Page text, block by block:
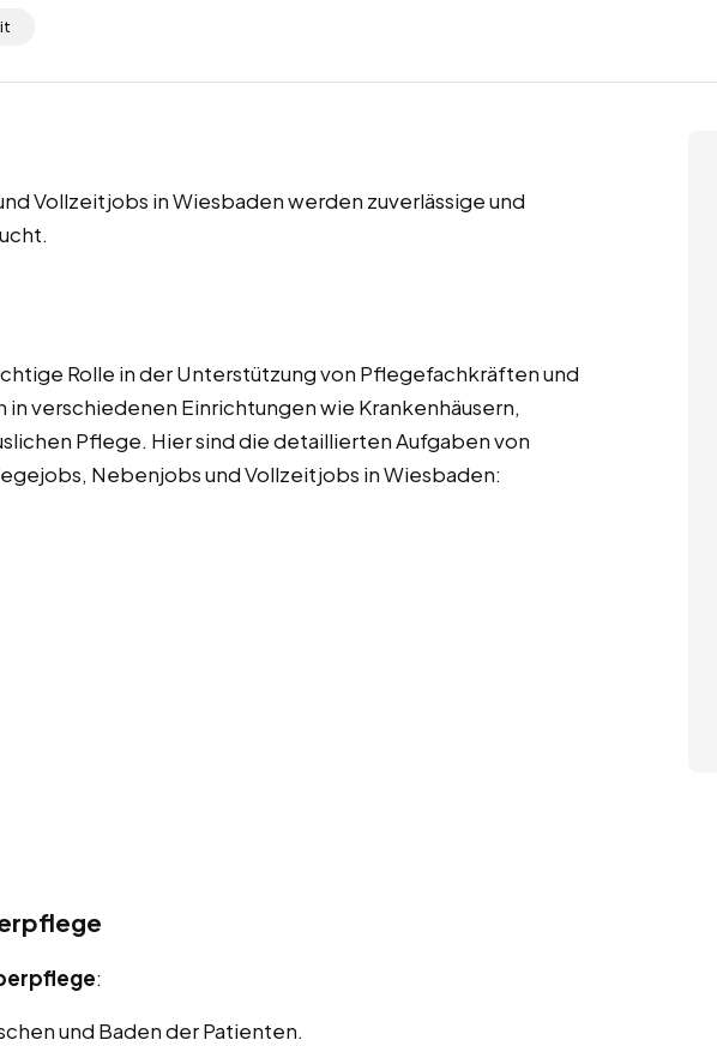
Vollzeitjobs in Wiesbaden werden zuverlässige und
Rolle in der Unterstützung von Pflegefachkräften und
verschiedenen Einrichtungen wie Krankenhäusern,
Pflege. Hier sind die detaillierten Aufgaben von
Nebenjobs und Vollzeitjobs in Wiesbaden:
:
und Baden der Patienten.